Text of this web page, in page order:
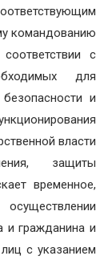
командованию
с
для
и
власти
защиты
временное,
и гражданина и
с указанием